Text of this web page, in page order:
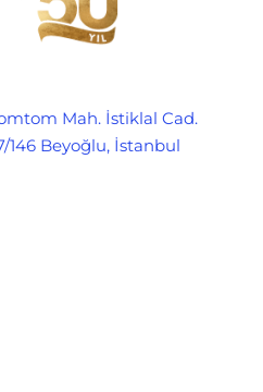
Mah. İstiklal Cad.
146 Beyoğlu, İstanbul